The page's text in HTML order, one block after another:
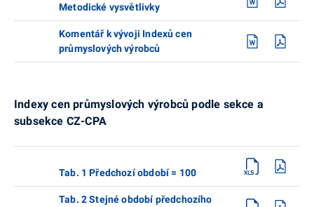
Metodické vysvětlivky
Komentář k vývoji Indexů cen
průmyslových výrobců
Indexy cen průmyslových výrobců podle sekce a
subsekce CZ-CPA
Tab. 1 Předchozí období = 100
Tab. 2 Stejné období předchozího